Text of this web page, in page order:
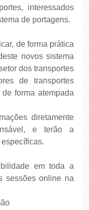
interessados
de portagens.
de forma prática
novos sistema
dos transportes
de transportes
forma atempada
diretamente
e terão a
em toda a
sessões online na